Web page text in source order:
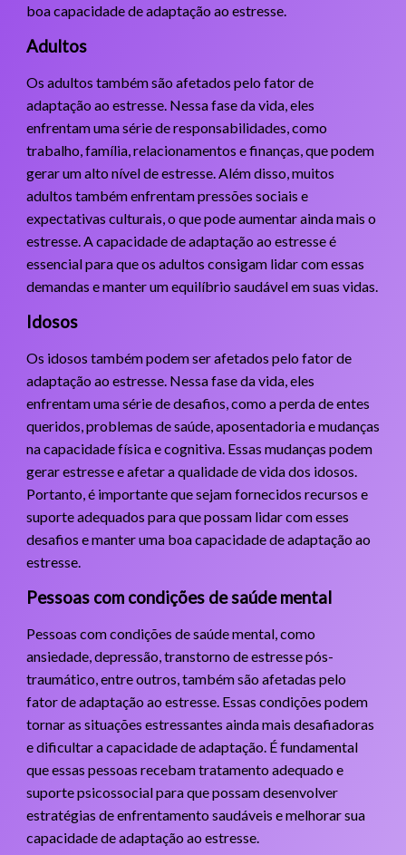
boa capacidade de adaptação ao estresse.
Adultos
Os adultos também são afetados pelo fator de
adaptação ao estresse. Nessa fase da vida, eles
enfrentam uma série de responsabilidades, como
trabalho, família, relacionamentos e finanças, que podem
gerar um alto nível de estresse. Além disso, muitos
adultos também enfrentam pressões sociais e
expectativas culturais, o que pode aumentar ainda mais o
estresse. A capacidade de adaptação ao estresse é
essencial para que os adultos consigam lidar com essas
demandas e manter um equilíbrio saudável em suas vidas.
Idosos
Os idosos também podem ser afetados pelo fator de
adaptação ao estresse. Nessa fase da vida, eles
enfrentam uma série de desafios, como a perda de entes
queridos, problemas de saúde, aposentadoria e mudanças
na capacidade física e cognitiva. Essas mudanças podem
gerar estresse e afetar a qualidade de vida dos idosos.
Portanto, é importante que sejam fornecidos recursos e
suporte adequados para que possam lidar com esses
desafios e manter uma boa capacidade de adaptação ao
estresse.
Pessoas com condições de saúde mental
Pessoas com condições de saúde mental, como
ansiedade, depressão, transtorno de estresse pós-
traumático, entre outros, também são afetadas pelo
fator de adaptação ao estresse. Essas condições podem
tornar as situações estressantes ainda mais desafiadoras
e dificultar a capacidade de adaptação. É fundamental
que essas pessoas recebam tratamento adequado e
suporte psicossocial para que possam desenvolver
estratégias de enfrentamento saudáveis e melhorar sua
capacidade de adaptação ao estresse.